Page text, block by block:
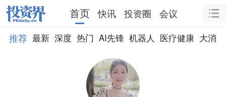
首页 快讯 投资圈
会议
推荐 最新 深度 热门 AI先锋 机器人 医疗健康 大消费